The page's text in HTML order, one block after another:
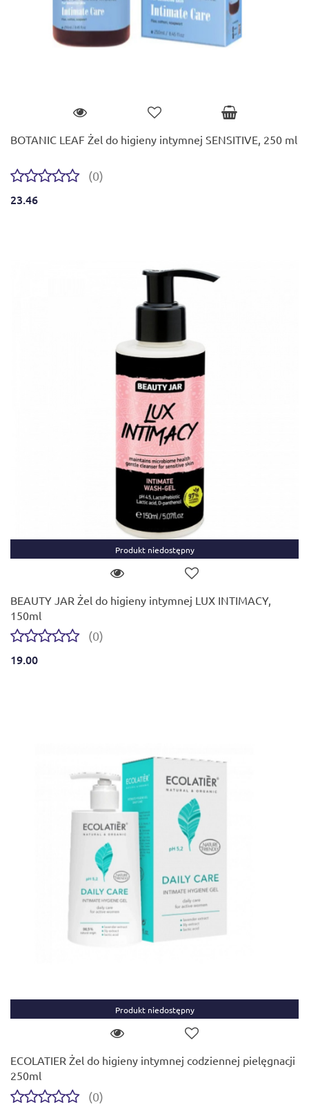
BOTANIC LEAF Żel do higieny intymnej SENSITIVE, 250 ml
(0)
23.46
Produkt niedostępny
BEAUTY JAR Żel do higieny intymnej LUX INTIMACY,
150ml
(0)
19.00
Produkt niedostępny
ECOLATIER Żel do higieny intymnej codziennej pielęgnacji
250ml
(0)